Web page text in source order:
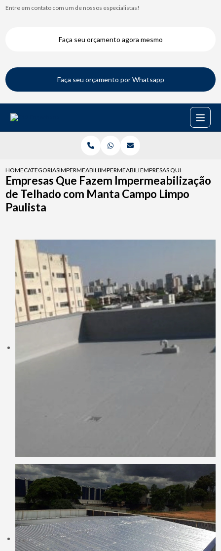
Entre em contato com um de nossos especialistas!
Faça seu orçamento agora mesmo
Faça seu orçamento por Whatsapp
HOMECATEGORIASIMPERMEABILIZACAO DE TELHADO
IMPERMEABILIZACAO DE TELHADO DE
EMPRESAS QUE FAZEM
Empresas Que Fazem Impermeabilização
de Telhado com Manta Campo Limpo
Paulista